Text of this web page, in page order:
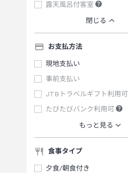
露天風呂付客室
閉じる
お支払方法
現地支払い
事前支払い
JTBトラベルギフト利用可
たびたびバンク利用可
もっと見る
食事タイプ
夕食/朝食付き